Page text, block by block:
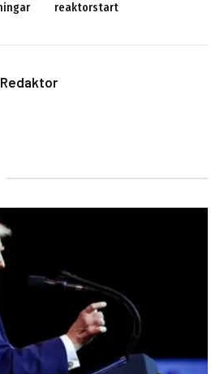
reaktorstart